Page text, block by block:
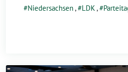
Niedersachsen, LDK,